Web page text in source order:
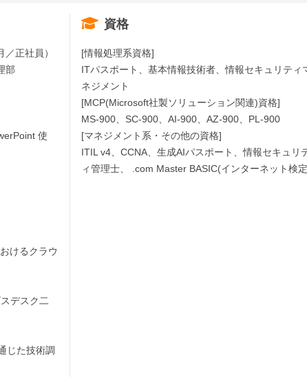
正社員）
部
使
けるクラウ
デスク二
じた技術調
資格
[情報処理系資格]
ITパスポート、基本情報技術者、情報セキュリティ
ネジメント
[MCP(Microsoft社製ソリューション関連)資格]
MS-900、SC-900、AI-900、AZ-900、PL-900
[マネジメント系・その他の資格]
ITIL v4、CCNA、生成AIパスポート、情報セキュリ
ィ管理士、 .com Master BASIC(インターネット検